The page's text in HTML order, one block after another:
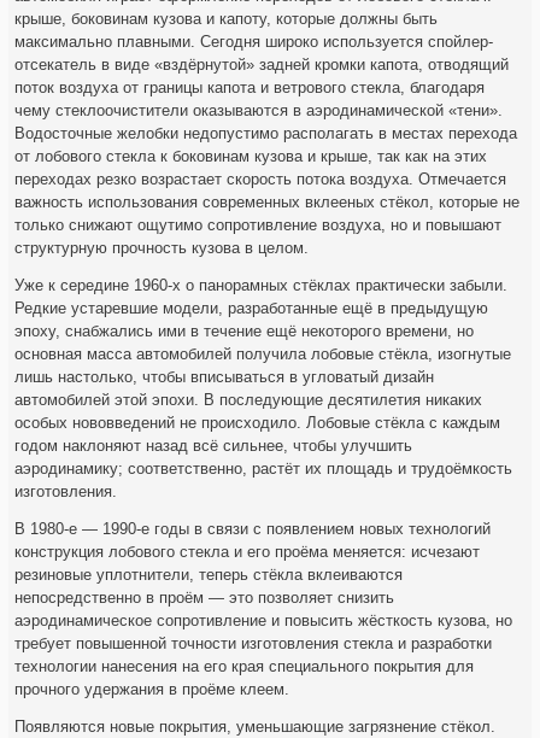
крыше, боковинам кузова и капоту, которые должны быть
максимально плавными. Сегодня широко используется спойлер-
отсекатель в виде «вздёрнутой» задней кромки капота, отводящий
поток воздуха от границы капота и ветрового стекла, благодаря
чему стеклоочистители оказываются в аэродинамической «тени».
Водосточные желобки недопустимо располагать в местах перехода
от лобового стекла к боковинам кузова и крыше, так как на этих
переходах резко возрастает скорость потока воздуха. Отмечается
важность использования современных вклееных стёкол, которые не
только снижают ощутимо сопротивление воздуха, но и повышают
структурную прочность кузова в целом.
Уже к середине 1960-х о панорамных стёклах практически забыли.
Редкие устаревшие модели, разработанные ещё в предыдущую
эпоху, снабжались ими в течение ещё некоторого времени, но
основная масса автомобилей получила лобовые стёкла, изогнутые
лишь настолько, чтобы вписываться в угловатый дизайн
автомобилей этой эпохи. В последующие десятилетия никаких
особых нововведений не происходило. Лобовые стёкла с каждым
годом наклоняют назад всё сильнее, чтобы улучшить
аэродинамику; соответственно, растёт их площадь и трудоёмкость
изготовления.
В 1980-е — 1990-е годы в связи с появлением новых технологий
конструкция лобового стекла и его проёма меняется: исчезают
резиновые уплотнители, теперь стёкла вклеиваются
непосредственно в проём — это позволяет снизить
аэродинамическое сопротивление и повысить жёсткость кузова, но
требует повышенной точности изготовления стекла и разработки
технологии нанесения на его края специального покрытия для
прочного удержания в проёме клеем.
Появляются новые покрытия, уменьшающие загрязнение стёкол.